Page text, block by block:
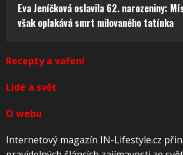
Eva Jeníčková oslavila 62. narozeniny:
však oplakává smrt milovaného tatínka
Recepty a vaření
Lidé a svět
O webu
Internetový magazín IN-Lifestyle.cz